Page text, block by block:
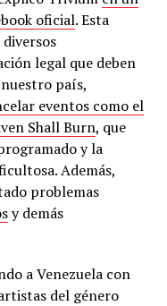
oficial. Esta
legal que deben
país,
eventos como el
Shall Burn, que
y la
Además,
problemas
y demás
a Venezuela con
del género